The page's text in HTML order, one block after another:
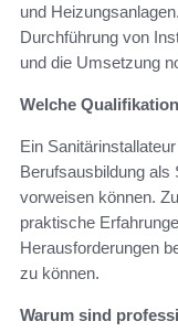
und
Durchführung von
und die Umsetzung
Welche
Ein
Berufsausbildung als
vorweisen können.
praktische
Herausforderungen
zu können.
Warum sind